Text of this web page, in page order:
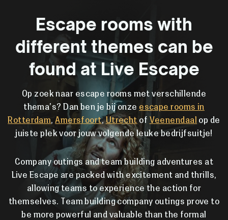
Escape rooms with
different themes can be
found at Live Escape
Op zoek naar escape rooms met verschillende
thema’s? Dan ben je bij onze escape rooms in
Rotterdam,Amersfoort,Utrecht of Veenendaal op de
juiste plek voor jouw volgende leuke bedrijfsuitje!
Company outings and team building adventures at
Live Escape are packed with excitement and thrills,
allowing teams to experience the action for
themselves. Team building company outings prove to
be more powerful and valuable than the formal